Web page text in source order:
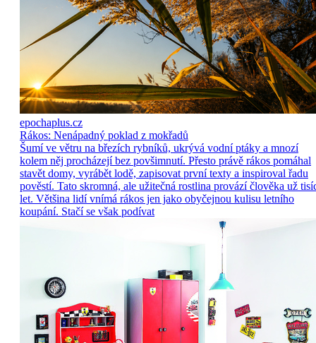
epochaplus.cz
Rákos: Nenápadný poklad z mokřadů
Šumí ve větru na březích rybníků, ukrývá vodní ptáky a mnozí
kolem něj procházejí bez povšimnutí. Přesto právě rákos pomáhal
stavět domy, vyrábět lodě, zapisovat první texty a inspiroval řadu
pověstí. Tato skromná, ale užitečná rostlina provází člověka už
let. Většina lidí vnímá rákos jen jako obyčejnou kulisu letního
koupání. Stačí se však podívat